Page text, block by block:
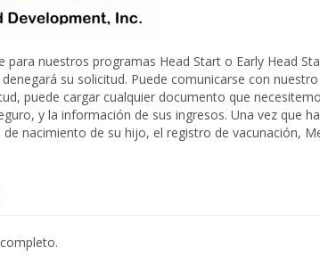
para nuestros programas Head Start o Early Head
su solicitud. Puede comunicarse con
puede cargar cualquier documento que
y la información de sus ingresos. Una vez que
nacimiento de su hijo, el registro de vacunación,